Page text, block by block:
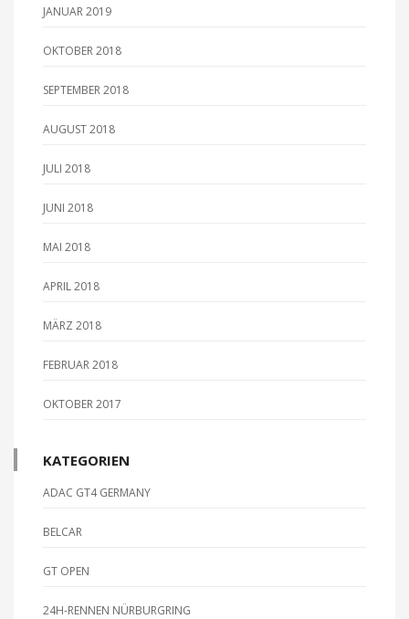
JANUAR 2019
OKTOBER 2018
SEPTEMBER 2018
AUGUST 2018
JULI 2018
JUNI 2018
MAI 2018
APRIL 2018
MÄRZ 2018
FEBRUAR 2018
OKTOBER 2017
KATEGORIEN
ADAC GT4 GERMANY
BELCAR
GT OPEN
24H-RENNEN NÜRBURGRING